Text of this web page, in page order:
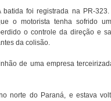
batida foi registrada na PR-323.
o motorista tenha sofrido
o controle da direção e
da colisão.
de uma empresa
norte do Paraná, e estava